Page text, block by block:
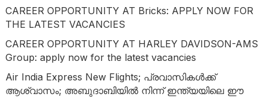
CAREER OPPORTUNITY AT Bricks: APPLY NOW FOR
THE LATEST VACANCIES
CAREER OPPORTUNITY AT HARLEY DAVIDSON-AMS
Group: apply now for the latest vacancies
Air India Express New Flights; പ്രവാസികൾക്ക്
ആശ്വാസം; അബുദാബിയിൽ നിന്ന് ഇന്ത്യയിലെ ഈ